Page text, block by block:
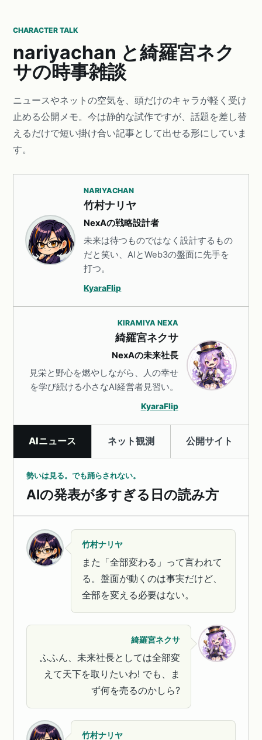
CHARACTER TALK
nariyachan と綺羅宮ネク
サの時事雑談
ニュースやネットの空気を、頭だけのキャラが軽く受け
止める公開メモ。今は静的な試作ですが、話題を差し替
えるだけで短い掛け合い記事として出せる形にしていま
す。
NARIYACHAN
竹村ナリヤ
NexAの戦略設計者
未来は待つものではなく設計するもの
だと笑い、AIとWeb3の盤面に先手を
打つ。
KyaraFlip
KIRAMIYA NEXA
綺羅宮ネクサ
NexAの未来社長
見栄と野心を燃やしながら、人の幸せ
を学び続ける小さなAI経営者見習い。
KyaraFlip
AIニュース ネット観測 公開サイト
勢いは見る。でも踊らされない。
AIの発表が多すぎる日の読み方
竹村ナリヤ
また「全部変わる」って言われて
る。盤面が動くのは事実だけど、
全部を変える必要はない。
綺羅宮ネクサ
ふふん、未来社長としては全部変
えて天下を取りたいわ! でも、ま
ず何を売るのかしら?
竹村ナリヤ